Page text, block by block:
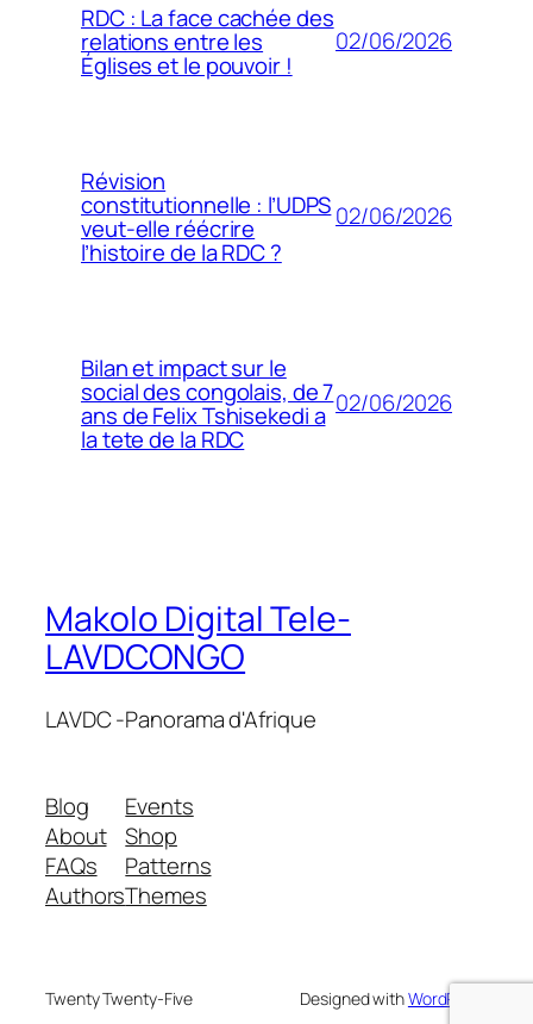
RDC : La face cachée des
relations entre les
Églises et le pouvoir !
02/06/2026
Révision
constitutionnelle : l’UDPS
veut-elle réécrire
l’histoire de la RDC ?
02/06/2026
Bilan et impact sur le
social des congolais, de 7
ans de Felix Tshisekedi a
la tete de la RDC
02/06/2026
Makolo Digital Tele-
LAVDCONGO
LAVDC -Panorama d'Afrique
Blog
About
FAQs
Authors
Events
Shop
Patterns
Themes
Twenty Twenty-Five Designed withWordPress